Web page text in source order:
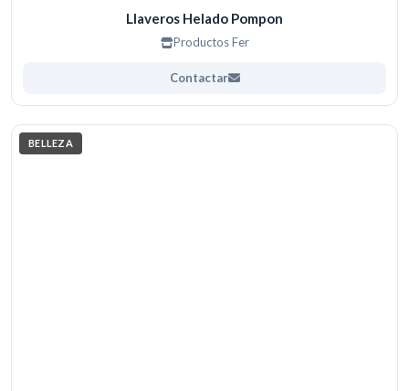
Llaveros Helado Pompon
Productos Fer
Contactar
BELLEZA